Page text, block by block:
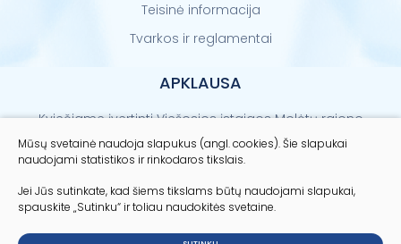
Teisinė informacija
Tvarkos ir reglamentai
APKLAUSA
Kviečiame įvertinti Viešosios įstaigos Molėtų rajono
sveikatos centro paslaugų kokybę
Vertinti
Mūsų svetainė naudoja slapukus (angl. cookies). Šie slapukai
naudojami statistikos ir rinkodaros tikslais.
Jei Jūs sutinkate, kad šiems tikslams būtų naudojami slapukai,
spauskite „Sutinku“ ir toliau naudokitės svetaine.